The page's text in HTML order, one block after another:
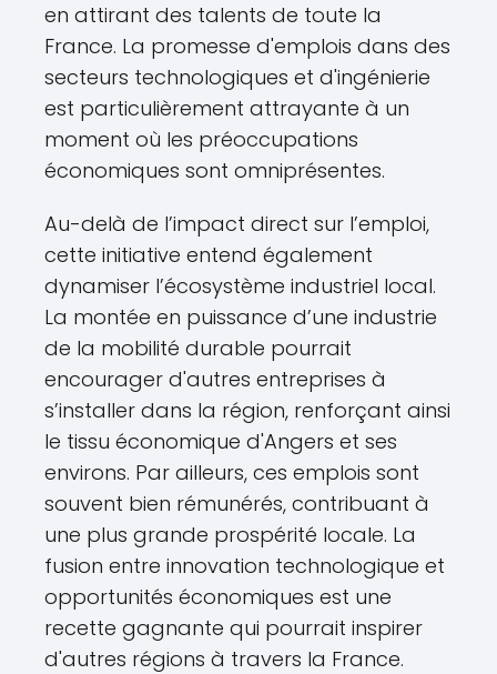
en attirant des talents de toute la
France. La promesse d'emplois dans des
secteurs technologiques et d'ingénierie
est particulièrement attrayante à un
moment où les préoccupations
économiques sont omniprésentes.
Au-delà de l’impact direct sur l’emploi,
cette initiative entend également
dynamiser l’écosystème industriel local.
La montée en puissance d’une industrie
de la mobilité durable pourrait
encourager d'autres entreprises à
s’installer dans la région, renforçant ainsi
le tissu économique d'Angers et ses
environs. Par ailleurs, ces emplois sont
souvent bien rémunérés, contribuant à
une plus grande prospérité locale. La
fusion entre innovation technologique et
opportunités économiques est une
recette gagnante qui pourrait inspirer
d'autres régions à travers la France.